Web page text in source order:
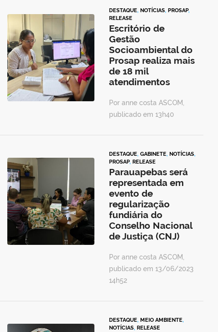
DESTAQUE, NOTÍCIAS, PROSAP,
RELEASE
Escritório de
Gestão
Socioambiental do
Prosap realiza mais
de 18 mil
atendimentos
Por anne costa ASCOM,
publicado em 13h40
DESTAQUE, GABINETE, NOTÍCIAS,
PROSAP, RELEASE
Parauapebas será
representada em
evento de
regularização
fundiária do
Conselho Nacional
de Justiça (CNJ)
Por anne costa ASCOM,
publicado em 13/06/2023
14h52
DESTAQUE, MEIO AMBIENTE,
NOTÍCIAS, RELEASE